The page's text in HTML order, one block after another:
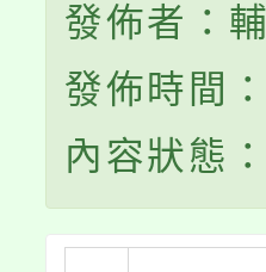
發佈者：
發佈時間
內容狀態